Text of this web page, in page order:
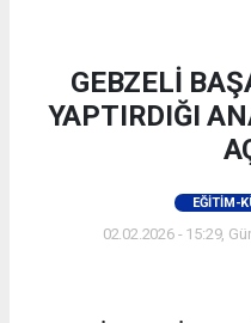
GEBZELİ
YAPTIRDIĞI
EĞITIM-
02.02.2026 - 15:29,